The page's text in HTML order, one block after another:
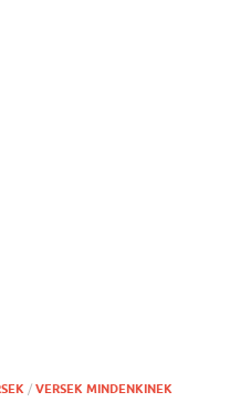
/ VERSEK MINDENKINEK